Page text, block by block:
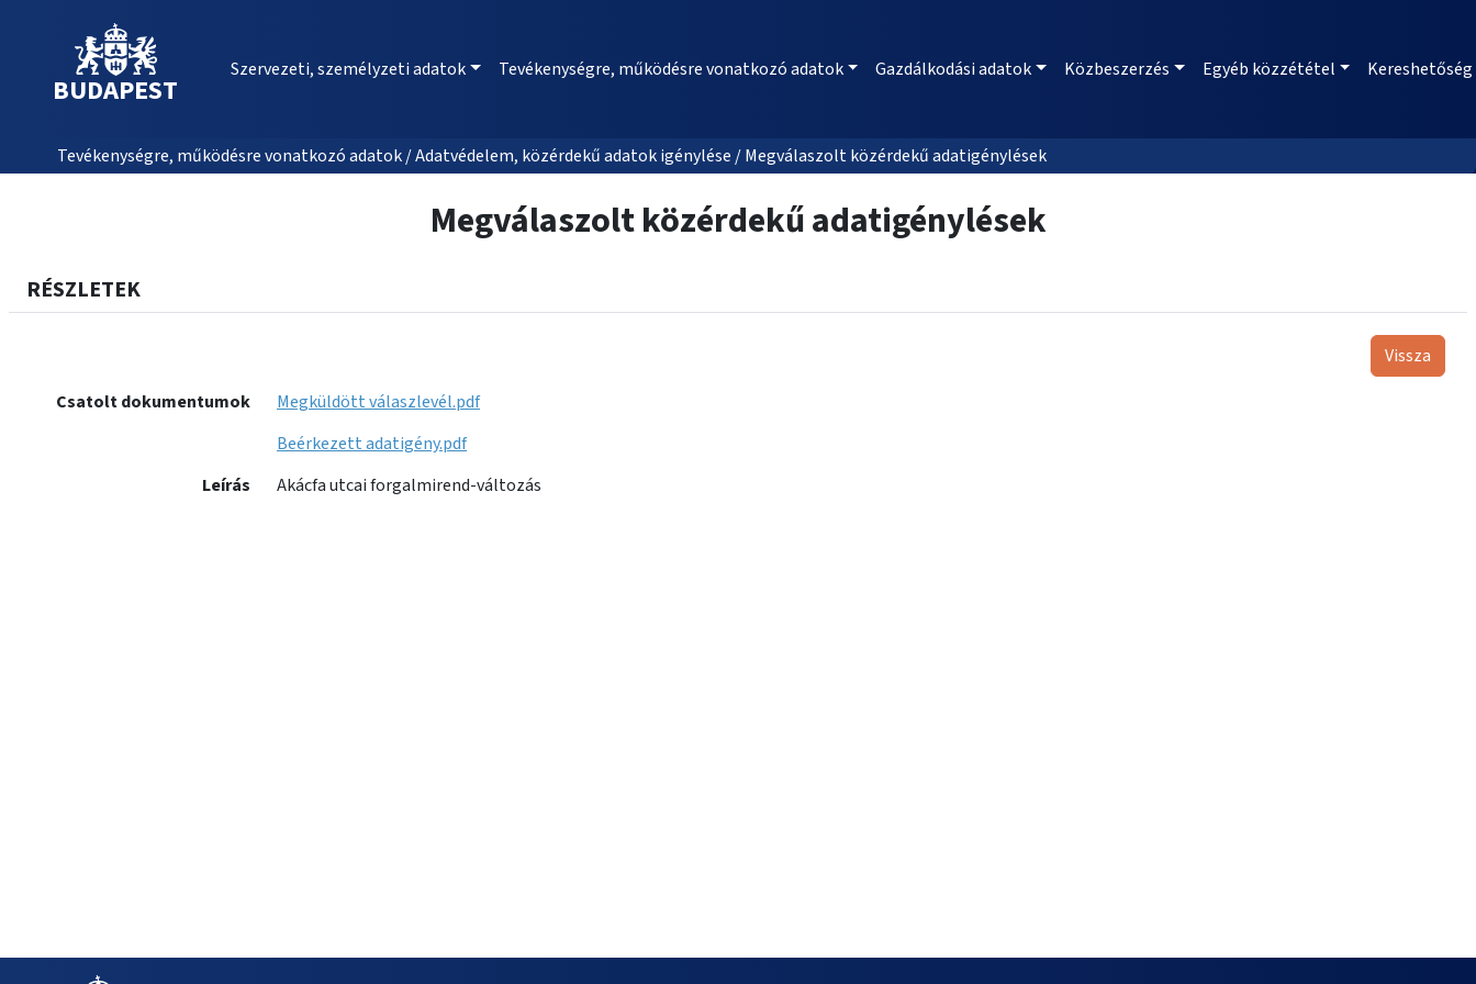
BUDAPEST
Szervezeti, személyzeti adatok Tevékenységre, működésre vonatkozó adatok Gazdálkodási adatok Közbeszerzés Egyéb közzététel Kereshetőség
Tevékenységre, működésre vonatkozó adatok / Adatvédelem, közérdekű adatok igénylése / Megválaszolt közérdekű adatigénylések
Megválaszolt közérdekű adatigénylések
RÉSZLETEK
Vissza
Csatolt dokumentumok
Megküldött válaszlevél.pdf
Beérkezett adatigény.pdf
Leírás
Akácfa utcai forgalmirend-változás